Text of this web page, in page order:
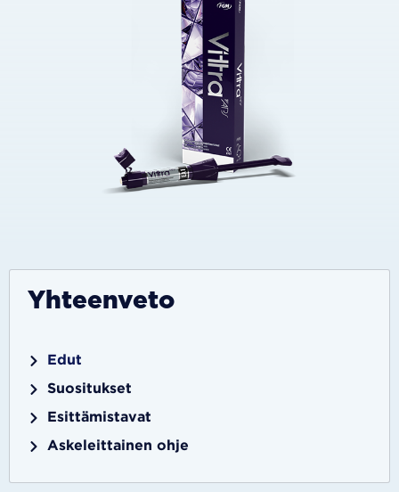
Yhteenveto
Edut
Suositukset
Esittämistavat
Askeleittainen ohje